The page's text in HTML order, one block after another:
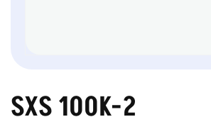
SXS 100K-2